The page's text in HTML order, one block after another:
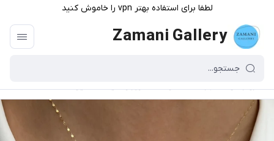
لطفا برای استفاده بهتر vpn را خاموش کنید
Zamani Gallery